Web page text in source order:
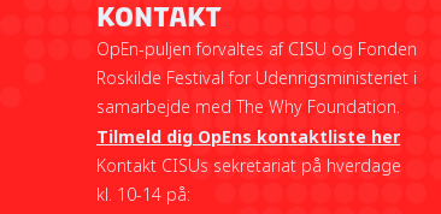
Kontakt
OpEn-puljen forvaltes af CISU og Fonden
Roskilde Festival for Udenrigsministeriet i
samarbejde med The Why Foundation.
Tilmeld dig OpEns kontaktliste her
Kontakt CISUs sekretariat på hverdage
kl. 10-14 på: